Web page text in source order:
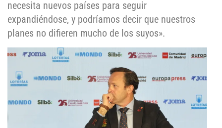
necesita nuevos países para seguir
expandiéndose, y podríamos decir que nuestros
planes no difieren mucho de los suyos».